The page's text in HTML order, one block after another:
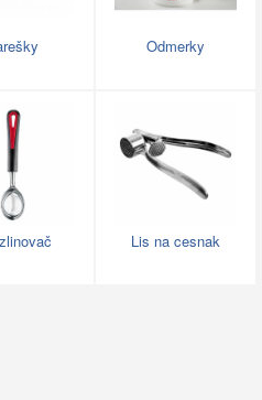
Odmerky
Lis na cesnak